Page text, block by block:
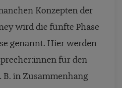
Konzepten der
wird die fünfte Phase
genannt. Hier werden
für den
B. in Zusammenhang